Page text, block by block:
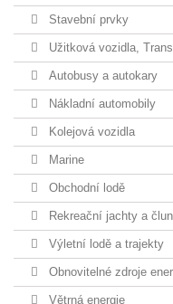
Stavební prvky
Užitková vozidla,
Autobusy a autokary
Nákladní automobily
Kolejová vozidla
Marine
Obchodní lodě
Rekreační jachty a
Výletní lodě a trajekty
Obnovitelné zdroje
Větrná energie